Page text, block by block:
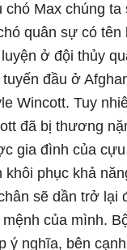
chó Max chúng
quân sự có tên
ở đội thủy
đầu ở
Wincott. Tuy
đã bị thương
gia đình của
khôi phục khả
sẽ dần trở lại
của mình.
ý nghĩa, bên